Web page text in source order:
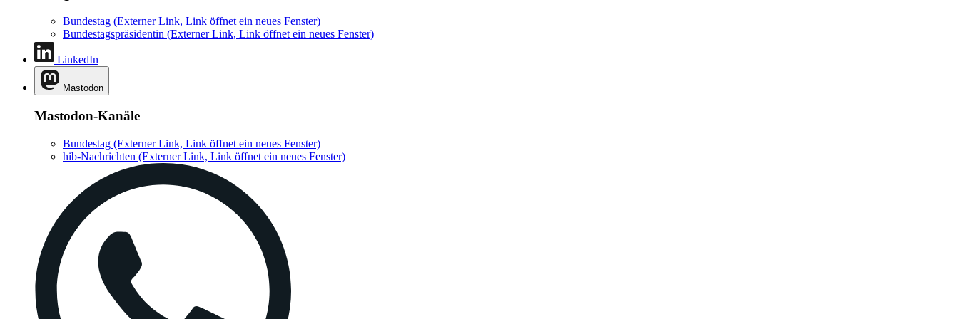
Bundestag (Externer Link, Link öffnet ein neues Fenster)
Bundestagspräsidentin (Externer Link, Link öffnet ein neues Fenster)
LinkedIn
Mastodon
Mastodon-Kanäle
Bundestag (Externer Link, Link öffnet ein neues Fenster)
hib-Nachrichten (Externer Link, Link öffnet ein neues Fenster)